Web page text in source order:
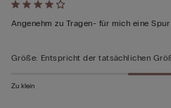
Mit
4
5
Angenehm zu Tragen- für mich eine
Größe: Entspricht der tatsächlichen
Zu klein